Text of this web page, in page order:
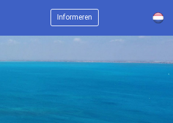
Informeren ×